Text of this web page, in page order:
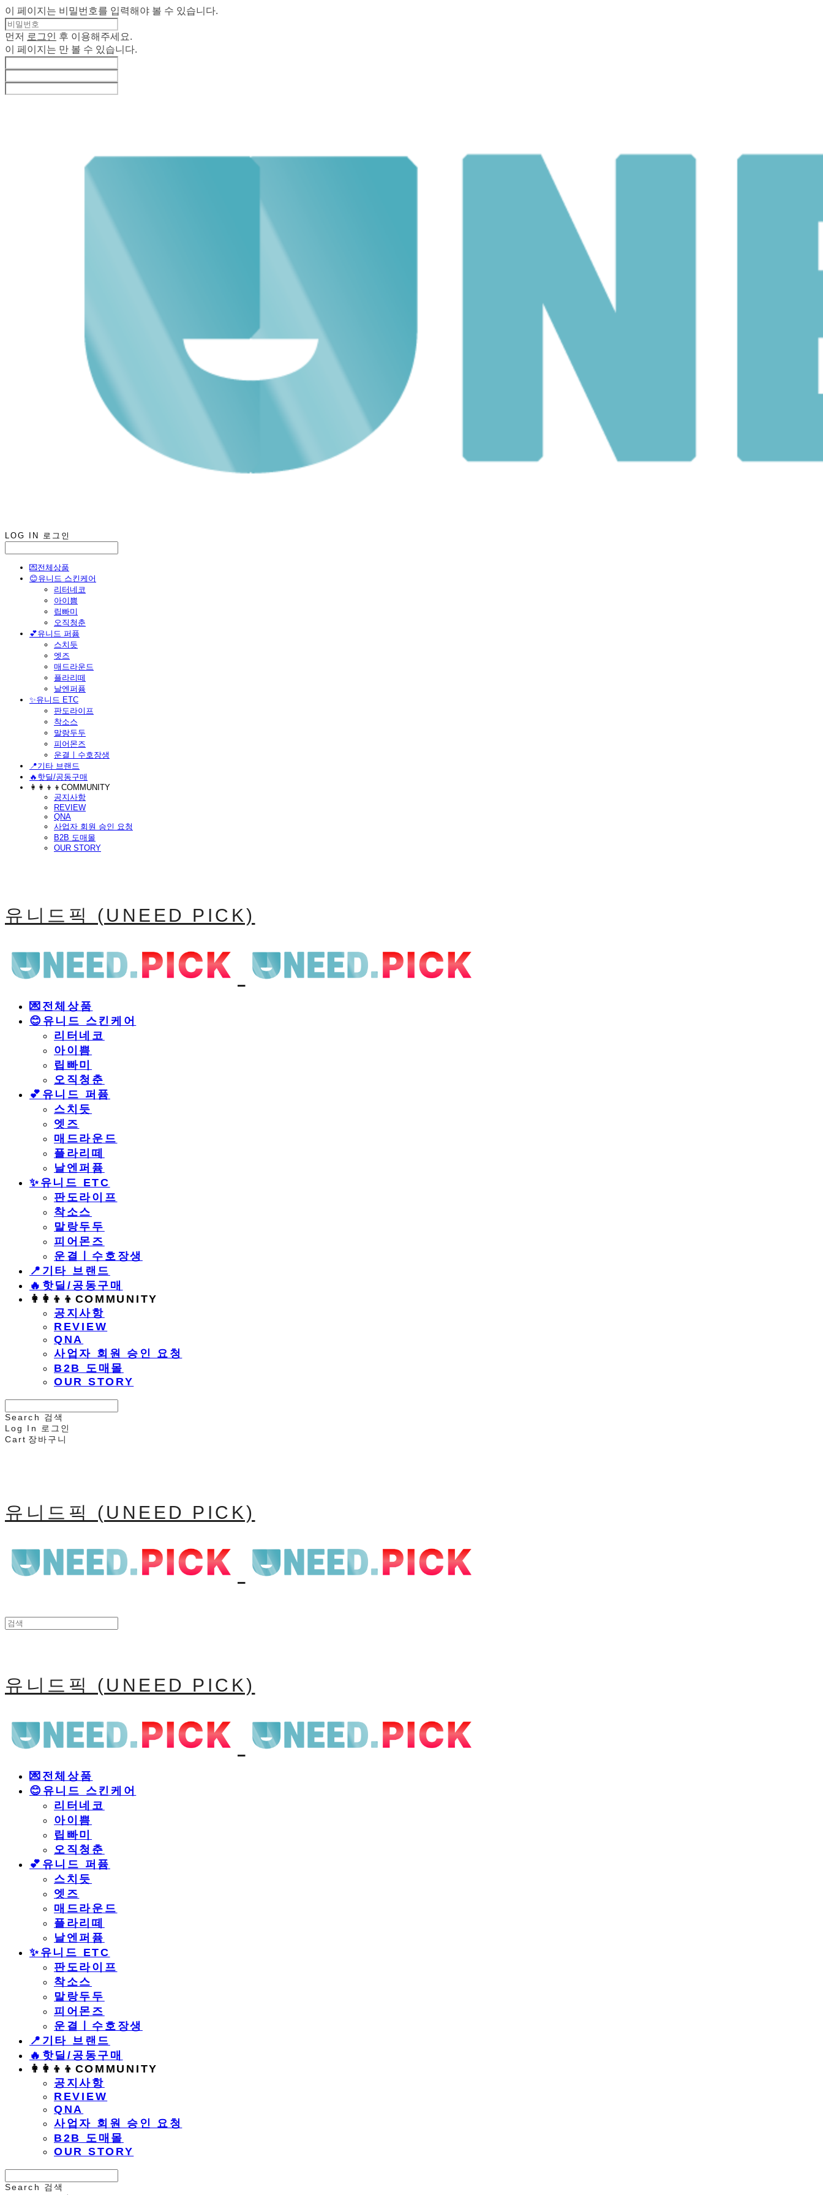
이 페이지는 비밀번호를 입력해야 볼 수 있습니다.
먼저 로그인
후 이용해주세요.
이 페이지는 만 볼 수 있습니다.
LOG IN 로그인
💌전체상품
😊유니드 스킨케어
리터네코
아이쁨
립빠미
오직청춘
💕유니드 퍼퓸
스치듯
엣즈
매드라운드
플라리떼
날엔퍼퓸
​✨유니드 ETC
판도라이프
착소스
말랑두두
피어몬즈
운결ㅣ수호장생
📍기타 브랜드
🔥핫딜/공동구매
👩‍👩‍👦‍👦COMMUNITY
공지사항
REVIEW
QNA
사업자 회원 승인 요청
B2B 도매몰
OUR STORY
유니드픽 (UNEED PICK)
💌전체상품
😊유니드 스킨케어
리터네코
아이쁨
립빠미
오직청춘
💕유니드 퍼퓸
스치듯
엣즈
매드라운드
플라리떼
날엔퍼퓸
​✨유니드 ETC
판도라이프
착소스
말랑두두
피어몬즈
운결ㅣ수호장생
📍기타 브랜드
🔥핫딜/공동구매
👩‍👩‍👦‍👦COMMUNITY
공지사항
REVIEW
QNA
사업자 회원 승인 요청
B2B 도매몰
OUR STORY
Search
검색
Log In
로그인
Cart 장바구니
유니드픽 (UNEED PICK)
유니드픽 (UNEED PICK)
💌전체상품
😊유니드 스킨케어
리터네코
아이쁨
립빠미
오직청춘
💕유니드 퍼퓸
스치듯
엣즈
매드라운드
플라리떼
날엔퍼퓸
​✨유니드 ETC
판도라이프
착소스
말랑두두
피어몬즈
운결ㅣ수호장생
📍기타 브랜드
🔥핫딜/공동구매
👩‍👩‍👦‍👦COMMUNITY
공지사항
REVIEW
QNA
사업자 회원 승인 요청
B2B 도매몰
OUR STORY
Search
검색